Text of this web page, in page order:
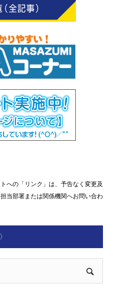
への「リンク」は、予告なく変更及
当部署または関係機関へお問い合わ